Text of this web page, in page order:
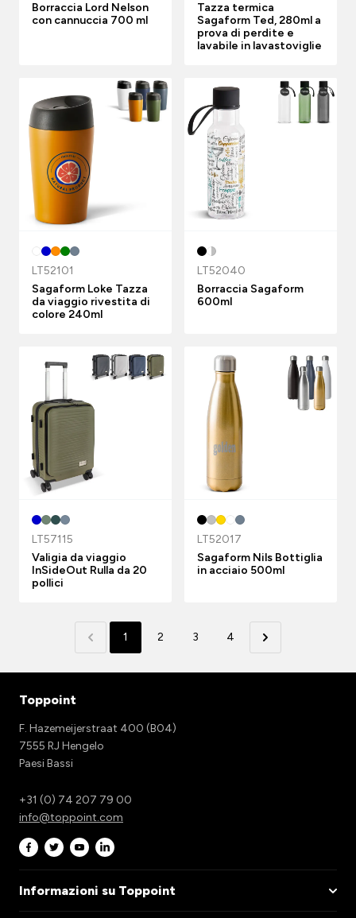
Borraccia Lord Nelson
con cannuccia 700 ml
Tazza termica
Sagaform Ted, 280ml a
prova di perdite e
lavabile in lavastoviglie
LT52101
Sagaform Loke Tazza
da viaggio rivestita di
colore 240ml
LT52040
Borraccia Sagaform
600ml
LT57115
Valigia da viaggio
InSideOut Rulla da 20
pollici
LT52017
Sagaform Nils Bottiglia
in acciaio 500ml
1 2 3 4
Toppoint
F. Hazemeijerstraat 400 (B04)
7555 RJ Hengelo
Paesi Bassi
+31 (0) 74 207 79 00
info@toppoint.com
Informazioni su Toppoint